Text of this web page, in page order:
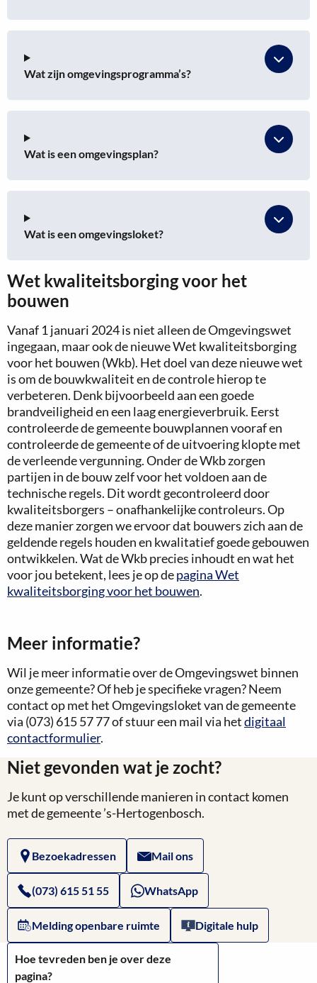
Wat zijn omgevingsprogramma’s?
Wat is een omgevingsplan?
Wat is een omgevingsloket?
Wet kwaliteitsborging voor het
bouwen
Vanaf 1 januari 2024 is niet alleen de Omgevingswet
ingegaan, maar ook de nieuwe Wet kwaliteitsborging
voor het bouwen (Wkb). Het doel van deze nieuwe wet
is om de bouwkwaliteit en de controle hierop te
verbeteren. Denk bijvoorbeeld aan een goede
brandveiligheid en een laag energieverbruik. Eerst
controleerde de gemeente bouwplannen vooraf en
controleerde de gemeente of de uitvoering klopte met
de verleende vergunning. Onder de Wkb zorgen
partijen in de bouw zelf voor het voldoen aan de
technische regels. Dit wordt gecontroleerd door
kwaliteitsborgers – onafhankelijke controleurs. Op
deze manier zorgen we ervoor dat bouwers zich aan de
geldende regels houden en kwalitatief goede gebouwen
ontwikkelen. Wat de Wkb precies inhoudt en wat het
voor jou betekent, lees je op depagina Wet
kwaliteitsborging voor het bouwen.
Meer informatie?
Wil je meer informatie over de Omgevingswet binnen
onze gemeente? Of heb je specifieke vragen? Neem
contact op met het Omgevingsloket van de gemeente
via (073) 615 57 77 of stuur een mail via hetdigitaal
contactformulier.
Niet gevonden wat je zocht?
Je kunt op verschillende manieren in contact komen
met de gemeente ’s-Hertogenbosch.
Bezoekadressen Mail ons
(073) 615 51 55 WhatsApp
Melding openbare ruimte Digitale hulp
Hoe tevreden ben je over deze
pagina?